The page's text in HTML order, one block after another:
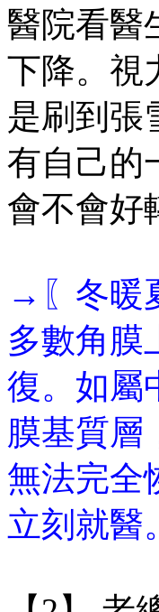
醫院看醫
下降。視
是刷到張
有自己的
會不會好
→〖冬暖
多數角膜
復。如屬
膜基質層
無法完全
立刻就醫。